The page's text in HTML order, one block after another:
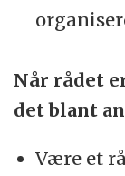
Når rådet
det blant
Være et